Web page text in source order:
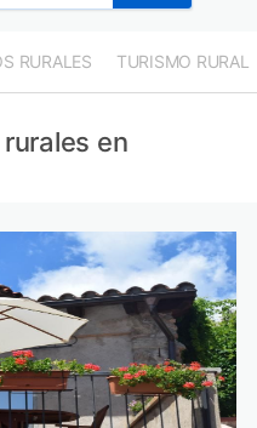
RURALES TURISMO RURAL
en